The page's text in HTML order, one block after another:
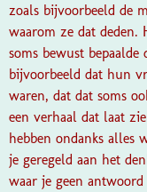
zoals bijvoorbeeld de
waarom ze dat deden.
soms bewust
bijvoorbeeld dat hun
waren, dat dat soms
een verhaal dat laat
hebben ondanks alles
je geregeld aan het
waar je geen